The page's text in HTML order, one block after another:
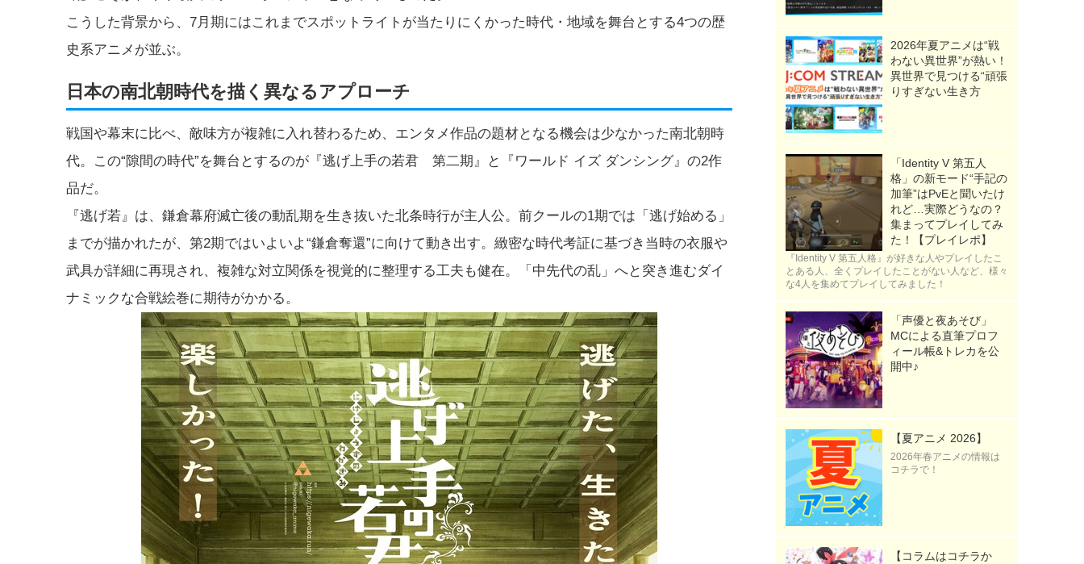
こうした背景から、7月期にはこれまでスポットライトが当たりにくかった時代・地域を舞台とする4つの歴
史系アニメが並ぶ。
日本の南北朝時代を描く異なるアプローチ
戦国や幕末に比べ、敵味方が複雑に入れ替わるため、エンタメ作品の題材となる機会は少なかった南北朝時
代。この“隙間の時代”を舞台とするのが『逃げ上手の若君 第二期』と『ワールド イズ ダンシング』の2作
品だ。
『逃げ若』は、鎌倉幕府滅亡後の動乱期を生き抜いた北条時行が主人公。前クールの1期では「逃げ始める」
までが描かれたが、第2期ではいよいよ“鎌倉奪還”に向けて動き出す。緻密な時代考証に基づき当時の衣服や
武具が詳細に再現され、複雑な対立関係を視覚的に整理する工夫も健在。「中先代の乱」へと突き進むダイ
ナミックな合戦絵巻に期待がかかる。
2026年夏アニメは“戦
わない異世界”が熱い！
異世界で見つける“頑張
りすぎない生き方
「Identity V 第五人
格」の新モード“手記の
加筆”はPvEと聞いたけ
れど…実際どうなの？
集まってプレイしてみ
た！【プレイレポ】
『Identity V 第五人格』が好きな人やプレイしたこ
とある人、全くプレイしたことがない人など、様々
な4人を集めてプレイしてみました！
「声優と夜あそび」
MCによる直筆プロフ
ィール帳&トレカを公
開中♪
【夏アニメ 2026】
2026年春アニメの情報は
コチラで！
【コラムはコチラか